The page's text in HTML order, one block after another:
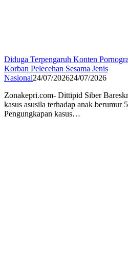
Diduga Terpengaruh Konten
Korban Pelecehan Sesama Jenis
Nasional24/07/202624/07/2026
Zonakepri.com- Dittipid Siber
kasus asusila terhadap anak berumur
Pengungkapan kasus…